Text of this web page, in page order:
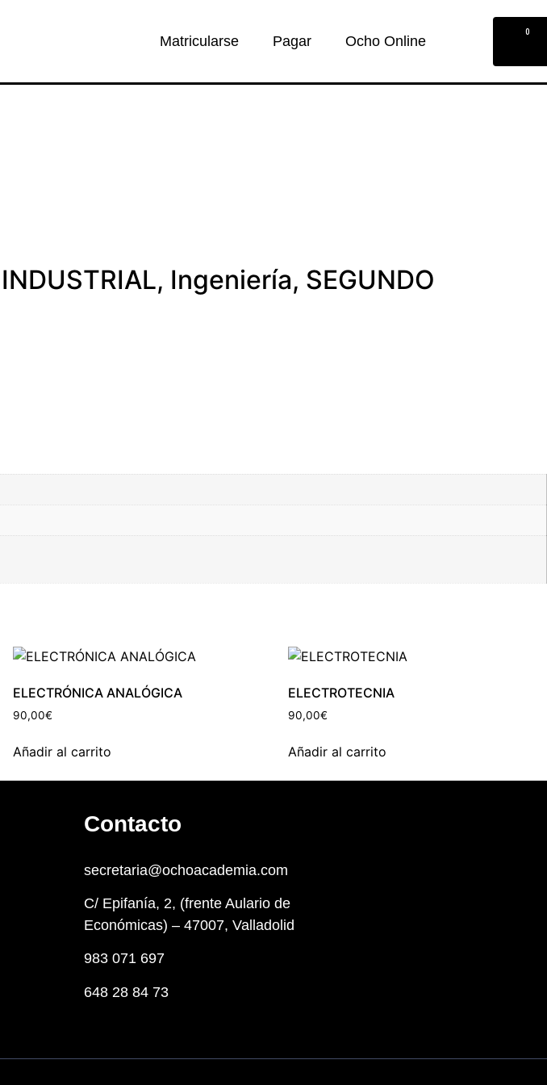
Matricularse Pagar Ocho Online
0
, Ingeniería, SEGUNDO
ELECTRÓNICA ANALÓGICA
90,00€
Añadir al carrito
ELECTROTECNIA
90,00€
Añadir al carrito
Contacto
secretaria@ochoacademia.com
C/ Epifanía, 2, (frente Aulario de
Económicas) – 47007, Valladolid
983 071 697
648 28 84 73